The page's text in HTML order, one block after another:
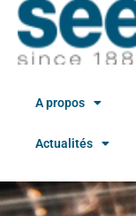
A propos
Actualités